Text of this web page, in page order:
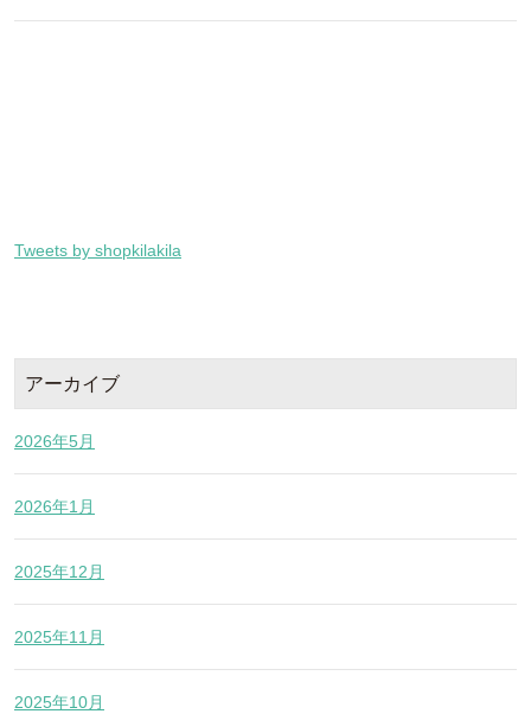
Tweets by shopkilakila
アーカイブ
2026年5月
2026年1月
2025年12月
2025年11月
2025年10月